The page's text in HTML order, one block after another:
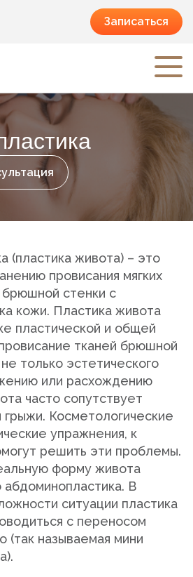
Записаться
(пластика живота) – это
провисания мягких
стенки с
кожи. Пластика живота
пластической и общей
тканей брюшной
только эстетического
или расхождению
часто сопутствует
Косметологические
упражнения, к
решить эти проблемы.
форму живота
абдоминопластика. В
ситуации пластика
с переносом
(так называемая мини